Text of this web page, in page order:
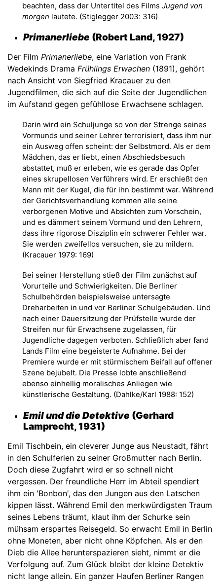
beachten, dass der Untertitel des Films Jugend von
morgen lautete. (Stiglegger 2003: 316)
Primanerliebe (Robert Land,1927)
Der Film Primanerliebe, eine Variation von Frank
Wedekinds Drama Frühlings Erwachen (1891), gehört
nach Ansicht von Siegfried Kracauer zu den
Jugendfilmen, die sich auf die Seite der Jugendlichen
im Aufstand gegen gefühllose Erwachsene schlagen.
Darin wird ein Schuljunge so von der Strenge seines
Vormunds und seiner Lehrer terrorisiert, dass ihm nur
ein Ausweg offen scheint: der Selbstmord. Als er dem
Mädchen, das er liebt, einen Abschiedsbesuch
abstattet, muß er erleben, wie es gerade das Opfer
eines skrupellosen Verführers wird. Er erschießt den
Mann mit der Kugel, die für ihn bestimmt war. Während
der Gerichtsverhandlung kommen alle seine
verborgenen Motive und Absichten zum Vorschein,
und es dämmert seinem Vormund und den Lehrern,
dass ihre rigorose Disziplin ein schwerer Fehler war.
Sie werden zweifellos versuchen, sie zu mildern.
(Kracauer 1979: 169)
Bei seiner Herstellung stieß der Film zunächst auf
Vorurteile und Schwierigkeiten. Die Berliner
Schulbehörden beispielsweise untersagte
Dreharbeiten in und vor Berliner Schulgebäuden. Und
nach einer Dauersitzung der Prüfstelle wurde der
Streifen nur für Erwachsene zugelassen, für
Jugendliche dagegen verboten. Schließlich aber fand
Lands Film eine begeisterte Aufnahme. Bei der
Premiere wurde er mit stürmischem Beifall auf offener
Szene bejubelt. Die Presse lobte anschließend
ebenso einhellig moralisches Anliegen wie
künstlerische Gestaltung. (Dahlke/Karl 1988: 152)
Emil und die Detektive (Gerhard
Lamprecht, 1931)
Emil Tischbein, ein cleverer Junge aus Neustadt, fährt
in den Schulferien zu seiner Großmutter nach Berlin.
Doch diese Zugfahrt wird er so schnell nicht
vergessen. Der freundliche Herr im Abteil spendiert
ihm ein 'Bonbon', das den Jungen aus den Latschen
kippen lässt. Während Emil den merkwürdigsten Traum
seines Lebens träumt, klaut ihm der Schurke sein
mühsam erspartes Reisegeld. So erwacht Emil in Berlin
ohne Moneten, aber nicht ohne Köpfchen. Als er den
Dieb die Allee herunterspazieren sieht, nimmt er die
Verfolgung auf. Zum Glück bleibt der kleine Detektiv
nicht lange allein. Ein ganzer Haufen Berliner Rangen